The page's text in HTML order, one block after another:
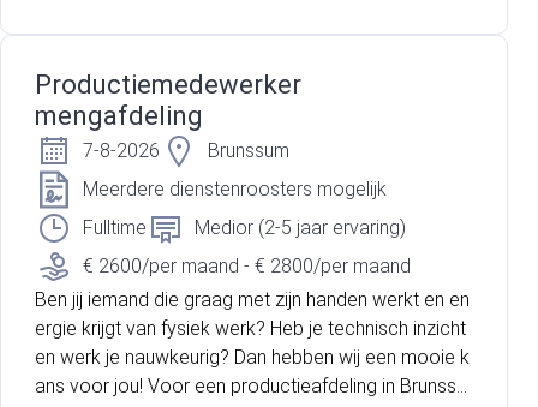
medewerker voor de mengafdeling in dagdienst. In
deze rol werk je mee aan het voorbereiden, bewerk
en en assembleren van producten zoals wielen en r
ollen, ter voorbereiding op de polyurethaanbekledin
g. Je volgt daarbij duidelijke werkinstructies en werkt
volgens de geldende kwaliteits- en veiligheidsnorme
n.
Productiemedewerker
mengafdeling
7-8-2026
Brunssum
Meerdere dienstenroosters mogelijk
Fulltime
Medior (2-5 jaar ervaring)
€ 2600/per maand - € 2800/per maand
Ben jij iemand die graag met zijn handen werkt en en
ergie krijgt van fysiek werk? Heb je technisch inzicht
en werk je nauwkeurig? Dan hebben wij een mooie k
ans voor jou! Voor een productieafdeling in Brunssu